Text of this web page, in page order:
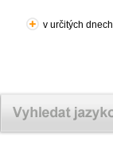
v určitých dnech